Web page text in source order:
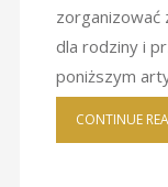
zorganizować
dla rodziny i
poniższym
CONTINUE